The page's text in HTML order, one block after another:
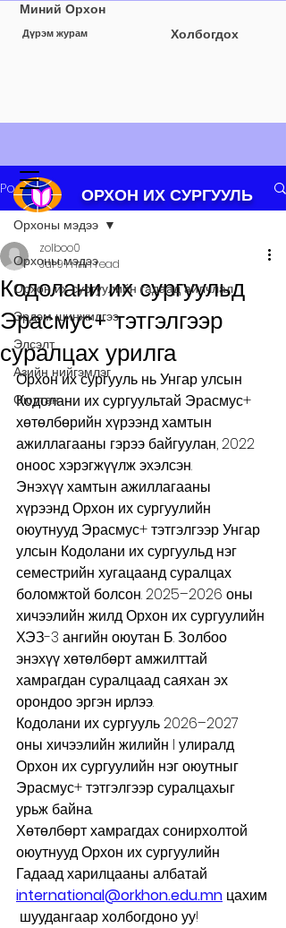
Дүрэм журам
Миний Орхон
Холбогдох
ОРХОН ИХ СУРГУУЛЬ
Post
Орхоны мэдээ
Орхон их сургуулийн гадаад айлчлал
Эрдэм шинжилгээ
Элсэлт
Азийн нийгэмлэг
Оюутан
Орхоны мэдээ
Кодолани их сургуульд
Эрасмус+ тэтгэлгээр
суралцах урилга
zolboo0
Jul 91 min read
Орхон их сургууль нь Унгар улсын
Кодолани их сургуультай Эрасмус+
хөтөлбөрийн хүрээнд хамтын
ажиллагааны гэрээ байгуулан, 2022
оноос хэрэгжүүлж эхэлсэн.
Энэхүү хамтын ажиллагааны
хүрээнд Орхон их сургуулийн
оюутнууд Эрасмус+ тэтгэлгээр Унгар
улсын Кодолани их сургуульд нэг
семестрийн хугацаанд суралцах
боломжтой болсон. 2025–2026 оны
хичээлийн жилд Орхон их сургуулийн
ХЭЗ-3 ангийн оюутан Б. Золбоо
энэхүү хөтөлбөрт амжилттай
хамрагдан суралцаад саяхан эх
орондоо эргэн ирлээ.
Кодолани их сургууль 2026–2027
оны хичээлийн жилийн I улиралд
Орхон их сургуулийн нэг оюутныг
Эрасмус+ тэтгэлгээр суралцахыг
урьж байна.
Хөтөлбөрт хамрагдах сонирхолтой
оюутнууд Орхон их сургуулийн
Гадаад харилцааны албатай
international@orkhon.edu.mn цахим
шуудангаар холбогдоно уу!